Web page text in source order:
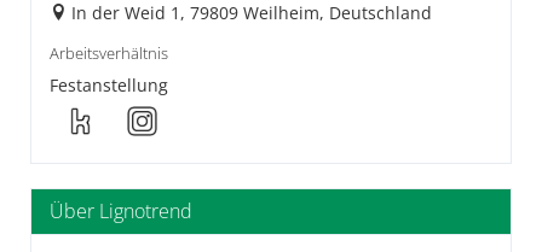
In der Weid 1, 79809 Weilheim, Deutschland
Arbeitsverhältnis
Festanstellung
Über Lignotrend